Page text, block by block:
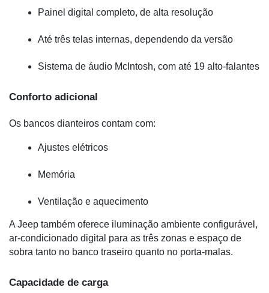
Painel digital completo, de alta resolução
Até três telas internas, dependendo da versão
Sistema de áudio McIntosh, com até 19 alto-falantes
Conforto adicional
Os bancos dianteiros contam com:
Ajustes elétricos
Memória
Ventilação e aquecimento
A Jeep também oferece iluminação ambiente configurável,
ar-condicionado digital para as três zonas e espaço de
sobra tanto no banco traseiro quanto no porta-malas.
Capacidade de carga